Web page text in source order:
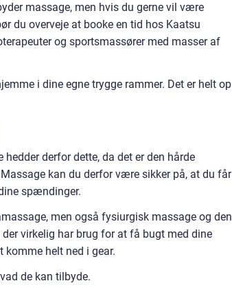
massage, men hvis du gerne vil være
du overveje at booke en tid hos Kaatsu
og sportsmassører med masser af
i dine egne trygge rammer. Det er helt op
derfor dette, da det er den hårde
kan du derfor være sikker på, at du får
spændinger.
men også fysiurgisk massage og den
virkelig har brug for at få bugt med dine
komme helt ned i gear.
de kan tilbyde.